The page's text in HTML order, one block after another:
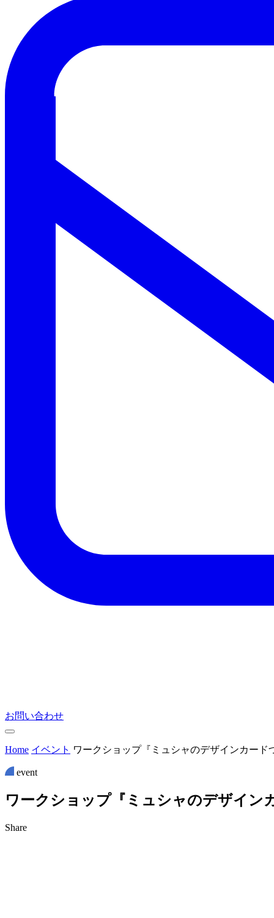
お問い合わせ
Home イベント ワークショップ『ミュシャのデザインカード
event
ワーク シ ョ ッ プ『 ミ ュシャのデザイ ン
Share